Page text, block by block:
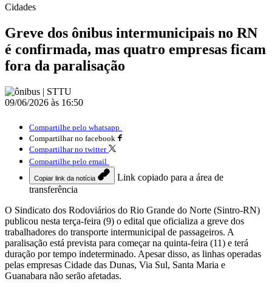
Cidades
Greve dos ônibus intermunicipais no RN
é confirmada, mas quatro empresas ficam
fora da paralisação
09/06/2026 às 16:50
Compartilhe pelo whatsapp
Compartilhar no facebook
Compartilhar no twitter
Compartilhe pelo email
Copiar link da notícia
Link copiado para a área de
transferência
O Sindicato dos Rodoviários do Rio Grande do Norte (Sintro-RN)
publicou nesta terça-feira (9) o edital que oficializa a greve dos
trabalhadores do transporte intermunicipal de passageiros. A
paralisação está prevista para começar na quinta-feira (11) e terá
duração por tempo indeterminado. Apesar disso, as linhas operadas
pelas empresas Cidade das Dunas, Via Sul, Santa Maria e
Guanabara não serão afetadas.